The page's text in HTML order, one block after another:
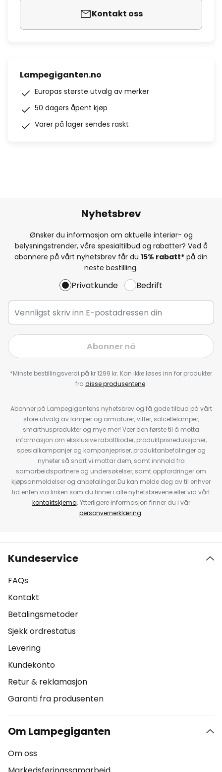
Kontakt oss
Lampegiganten.no
Europas største utvalg av merker
50 dagers åpent kjøp
Varer på lager sendes raskt
Nyhetsbrev
Ønsker du informasjon om aktuelle interiør- og
belysningstrender, våre spesialtilbud og rabatter? Ved å
abonnere på vårt nyhetsbrev får du 15% rabatt* på din
neste bestilling.
Privatkunde Bedrift
Abonner nå
*Minste bestillingsverdi på kr 1299 kr. Kan ikke løses inn for produkter
fra disse produsentene.
Abonner på Lampegigantens nyhetsbrev og få gode tilbud på vårt
store utvalg av lamper og armaturer, vifter, solcellelamper,
smarthusprodukter og mye mer! Vær den første til å motta
informasjon om eksklusive rabattkoder, produktprisreduksjoner,
spesialkampanjer og kampanjepriser, produktanbefalinger og
nyheter så snart vi mottar dem, samt innhold fra
samarbeidspartnere og undersøkelser, samt oppfordringer om
kjøpsanmeldelser og anbefalinger.Du kan melde deg av til enhver
tid enten via linken som du finner i alle nyhetsbrevene eller via vårt
kontaktskjema. Ytterligere informasjon finner du i vår
personvernerklæring.
Kundeservice
FAQs
Kontakt
Betalingsmetoder
Sjekk ordrestatus
Levering
Kundekonto
Retur & reklamasjon
Garanti fra produsenten
Om Lampegiganten
Om oss